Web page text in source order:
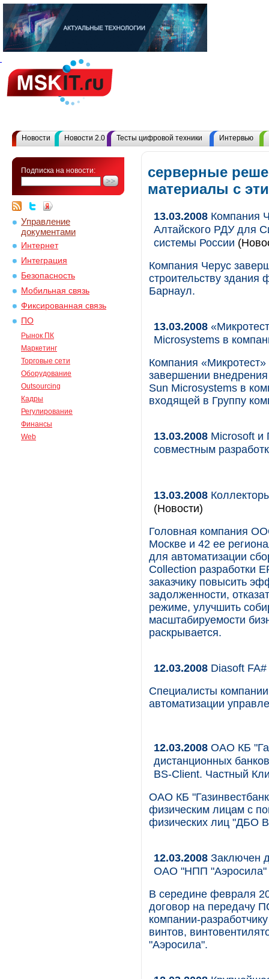
Новости Новости 2.0 Тесты цифровой техники Интервью
Подписка на новости:
Управление
документами
Интернет
Интеграция
Безопасность
Мобильная связь
Фиксированная связь
ПО
Рынок ПК
Маркетинг
Торговые сети
Оборудование
Outsourcing
Кадры
Регулирование
Финансы
Web
серверные
материалы с
13.03.2008 Компания
Алтайского РДУ для
системы России
Компания Черус
строительству
Барнаул.
13.03.2008
Microsystems в
Компания
завершении
Sun Microsystems в
входящей в Группу
13.03.2008 Microsoft и
совместным
13.03.2008
(Новости)
Головная компания
Москве и 42 ее
для автоматизации
Collection разработки
заказчику повысить
задолженности,
режиме, улучшить
масштабируемости
раскрывается.
12.03.2008 Diasoft
Специалисты
автоматизации
12.03.2008 ОАО КБ
дистанционных
BS-Client. Частный
ОАО КБ
физическим лицам с
физических лиц "ДБО
12.03.2008 Заключен
ОАО "НПП "Аэросила"
В середине февраля
договор на передачу
компании-
винтов,
"Аэросила".